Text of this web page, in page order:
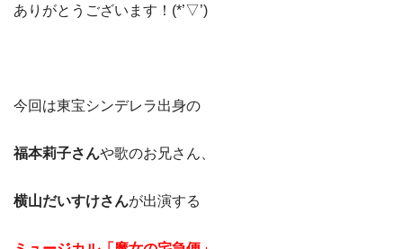
ありがとうございます！(*’▽’)
今回は東宝シンデレラ出身の
福本莉子さんや歌のお兄さん、
横山だいすけさんが出演する